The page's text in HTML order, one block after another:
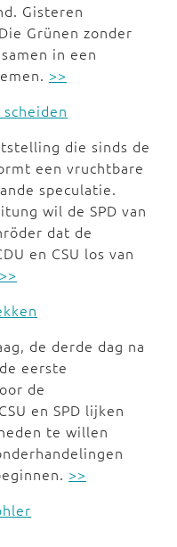
Gisteren
Grünen zonder
in een
>>
scheiden
die sinds de
een vruchtbare
speculatie.
wil de SPD van
dat de
en CSU los van
>>
de derde dag na
eerste
de
en SPD lijken
te willen
>>